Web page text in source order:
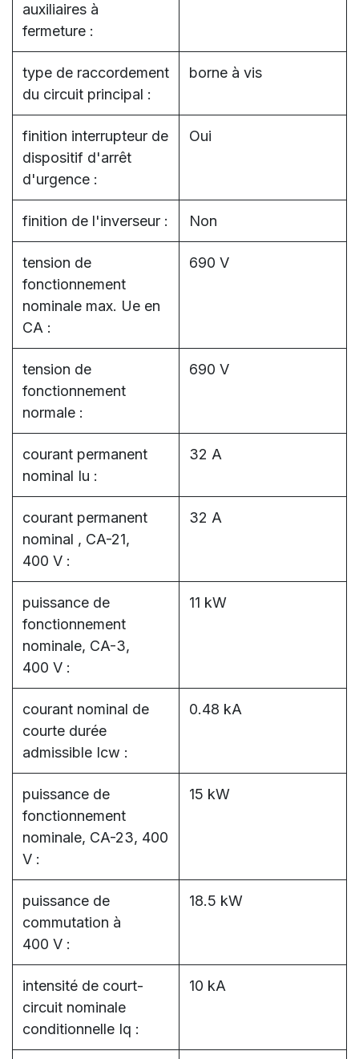
auxiliaires à
fermeture :
type de raccordement
du circuit principal :
borne à vis
finition interrupteur de
dispositif d'arrêt
d'urgence :
Oui
finition de l'inverseur : Non
tension de
fonctionnement
nominale max. Ue en
CA :
690 V
tension de
fonctionnement
normale :
690 V
courant permanent
nominal Iu :
32 A
courant permanent
nominal , CA-21,
400 V :
32 A
puissance de
fonctionnement
nominale, CA-3,
400 V :
11 kW
courant nominal de
courte durée
admissible Icw :
0.48 kA
puissance de
fonctionnement
nominale, CA-23, 400
V :
15 kW
puissance de
commutation à
400 V :
18.5 kW
intensité de court-
circuit nominale
conditionnelle Iq :
10 kA